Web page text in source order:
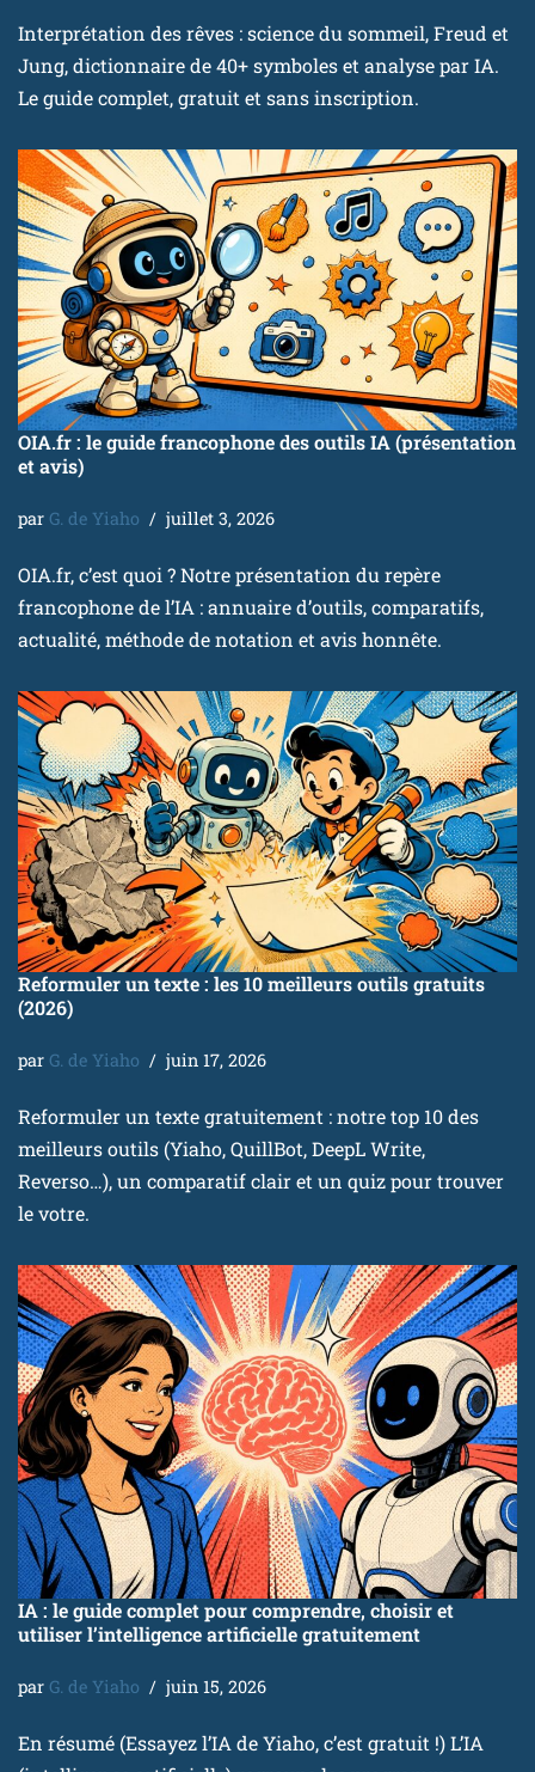
Interprétation des rêves : science du sommeil, Freud et
Jung, dictionnaire de 40+ symboles et analyse par IA.
Le guide complet, gratuit et sans inscription.
OIA.fr : le guide francophone des outils IA (présentation
et avis)
par G. de Yiaho juillet 3, 2026
OIA.fr, c’est quoi ? Notre présentation du repère
francophone de l’IA : annuaire d’outils, comparatifs,
actualité, méthode de notation et avis honnête.
Reformuler un texte : les 10 meilleurs outils gratuits
(2026)
par G. de Yiaho juin 17, 2026
Reformuler un texte gratuitement : notre top 10 des
meilleurs outils (Yiaho, QuillBot, DeepL Write,
Reverso…), un comparatif clair et un quiz pour trouver
le votre.
IA : le guide complet pour comprendre, choisir et
utiliser l’intelligence artificielle gratuitement
par G. de Yiaho juin 15, 2026
En résumé (Essayez l’IA de Yiaho, c’est gratuit !) L’IA